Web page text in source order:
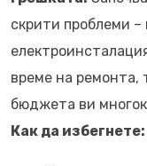
скрити проблеми –
време на ремонта,
бюджета ви
Как да избегнете: